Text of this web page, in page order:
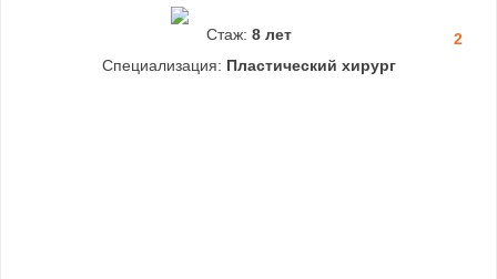
2
Стаж: 8 лет
Специализация: Пластический хирург